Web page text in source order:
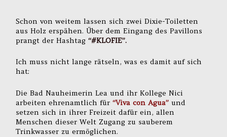
Schon von weitem lassen sich zwei Dixie-Toiletten
aus Holz erspähen. Über dem Eingang des Pavillons
prangt der Hashtag“#KLOFIE”.
Ich muss nicht lange rätseln, was es damit auf sich
hat:
Die Bad Nauheimerin Lea und ihr Kollege Nici
arbeiten ehrenamtlich für“Viva con Agua”und
setzen sich in ihrer Freizeit dafür ein, allen
Menschen dieser Welt Zugang zu sauberem
Trinkwasser zu ermöglichen.